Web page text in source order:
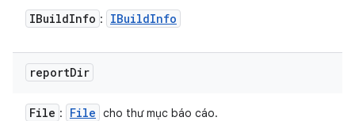
IBuildInfo : IBuildInfo
reportDir
File : File cho thư mục báo cáo.